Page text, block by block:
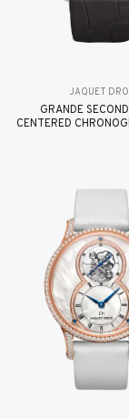
JAQUET
GRANDE
CENTERED